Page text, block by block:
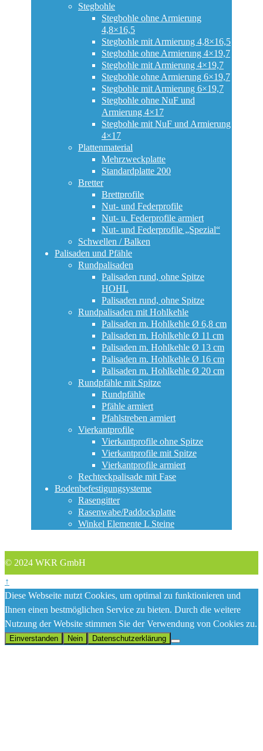
Stegbohle
Stegbohle ohne Armierung
4,8×16,5
Stegbohle mit Armierung 4,8×16,5
Stegbohle ohne Armierung 4×19,7
Stegbohle mit Armierung 4×19,7
Stegbohle ohne Armierung 6×19,7
Stegbohle mit Armierung 6×19,7
Stegbohle ohne NuF und
Armierung 4×17
Stegbohle mit NuF und Armierung
4×17
Plattenmaterial
Mehrzweckplatte
Standardplatte 200
Bretter
Brettprofile
Nut- und Federprofile
Nut- u. Federprofile armiert
Nut- und Federprofile „Spezial“
Schwellen / Balken
Palisaden und Pfähle
Rundpalisaden
Palisaden rund, ohne Spitze
HOHL
Palisaden rund, ohne Spitze
Rundpalisaden mit Hohlkehle
Palisaden m. Hohlkehle Ø 6,8 cm
Palisaden m. Hohlkehle Ø 11 cm
Palisaden m. Hohlkehle Ø 13 cm
Palisaden m. Hohlkehle Ø 16 cm
Palisaden m. Hohlkehle Ø 20 cm
Rundpfähle mit Spitze
Rundpfähle
Pfähle armiert
Pfahlstreben armiert
Vierkantprofile
Vierkantprofile ohne Spitze
Vierkantprofile mit Spitze
Vierkantprofile armiert
Rechteckpalisade mit Fase
Bodenbefestigungsysteme
Rasengitter
Rasenwabe/Paddockplatte
Winkel Elemente L Steine
© 2024 WKR GmbH
↑
Diese Webseite nutzt Cookies, um optimal zu funktionieren und
Ihnen einen bestmöglichen Service zu bieten. Durch die weitere
Nutzung der Website stimmen Sie der Verwendung von Cookies zu.
Einverstanden Nein Datenschutzerklärung